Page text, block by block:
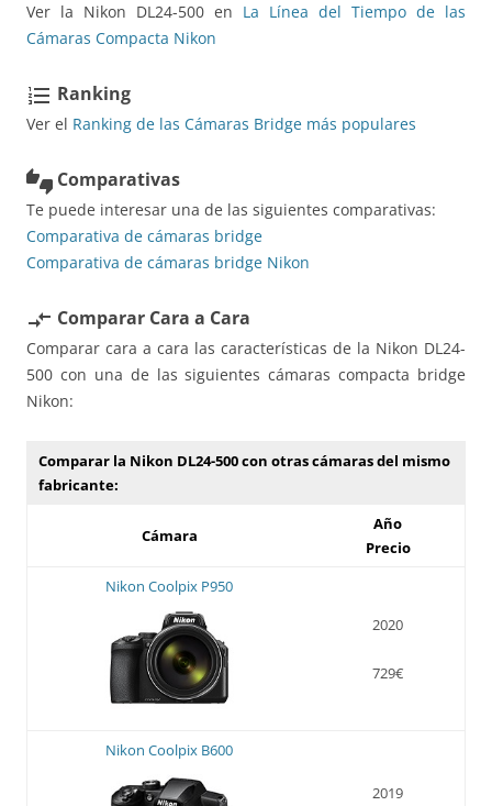
Ver la Nikon DL24-500 en La Línea del Tiempo de las
Cámaras Compacta Nikon
format_list_numbered Ranking
Ver el Ranking de las Cámaras Bridge más populares
thumbs_up_down Comparativas
Te puede interesar una de las siguientes comparativas:
Comparativa de cámaras bridge
Comparativa de cámaras bridge Nikon
compare_arrows Comparar Cara a Cara
Comparar cara a cara las características de la Nikon DL24-
500 con una de las siguientes cámaras compacta bridge
Nikon:
Comparar la Nikon DL24-500 con otras cámaras del mismo
fabricante:
Cámara
Año
Precio
Nikon Coolpix P950
2020
729€
Nikon Coolpix B600
2019